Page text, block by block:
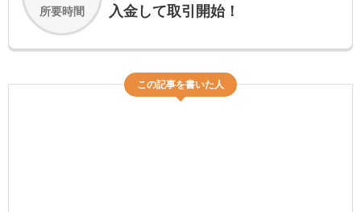
所要時間 入金して取引開始！
この記事を書いた人